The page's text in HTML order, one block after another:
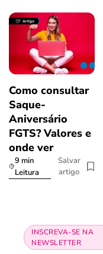
Como consultar
Saque-
Aniversário
FGTS? Valores e
onde ver
9 min
Leitura
Salvar
artigo
INSCREVA-SE NA
NEWSLETTER